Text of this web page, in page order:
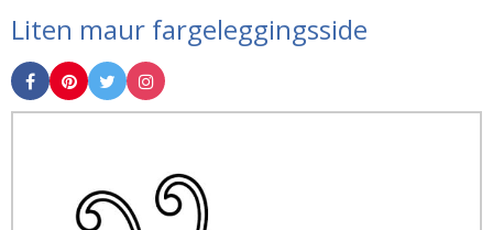
Liten maur fargeleggingsside